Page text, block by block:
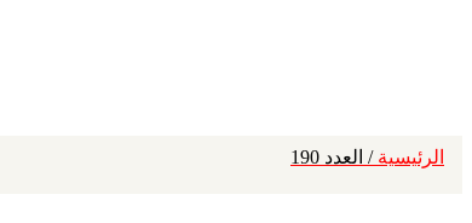
الرئيسية / العدد 190